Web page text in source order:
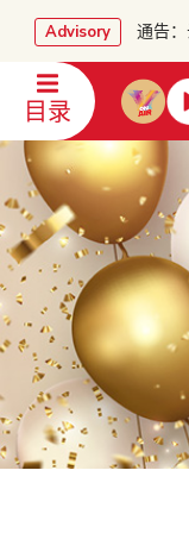
Advisory 通告
目录